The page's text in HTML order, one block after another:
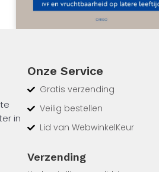
in
Onze Service
Gratis verzending
Veilig bestellen
Lid van WebwinkelKeur
Verzending